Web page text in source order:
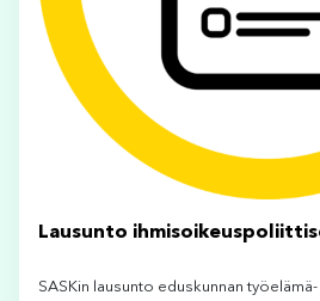
Lausunto
SASKin lausunto eduskunnan